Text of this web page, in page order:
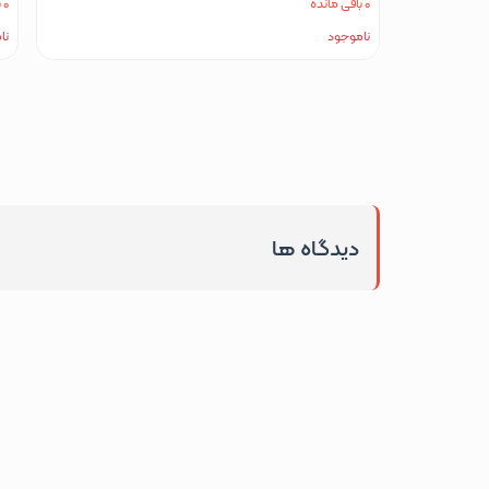
ناموجود
دیدگاه ها